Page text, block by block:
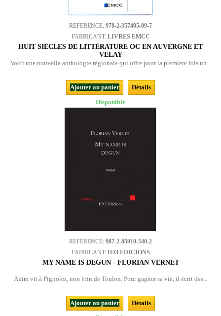
REFERENCE: 978-2-357405-09-7
FABRICANT: LIVRES EMCC
HUIT SIÈCLES DE LITTÉRATURE OC EN AUVERGNE ET
VELAY
Voici une nouvelle anthologie régionale qui offre pour la première fois un...
Ajouter au panier
Détails
Disponible
REFERENCE: 987-2-85910-540-2
FABRICANT: IEO EDICIONS
MY NAME IS DEGUN - FLORIAN VERNET
Akim vit à Pignoles, non loin de Toulon. Pour gagner sa vie, il écrit des...
Ajouter au panier
Détails